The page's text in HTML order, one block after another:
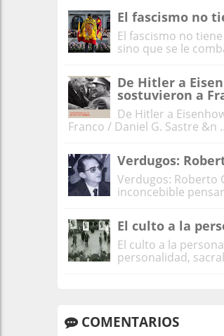
El fascismo no
El fascismo no
sino que se le
De Hitler a
sostuvieron a
De Hitler a
Franco / Daniel G. Sastre &n
Verdugos:
Verdugos: Roberto
inconcebible
El culto a la
El culto a la
personalidad,
COMENTARIOS